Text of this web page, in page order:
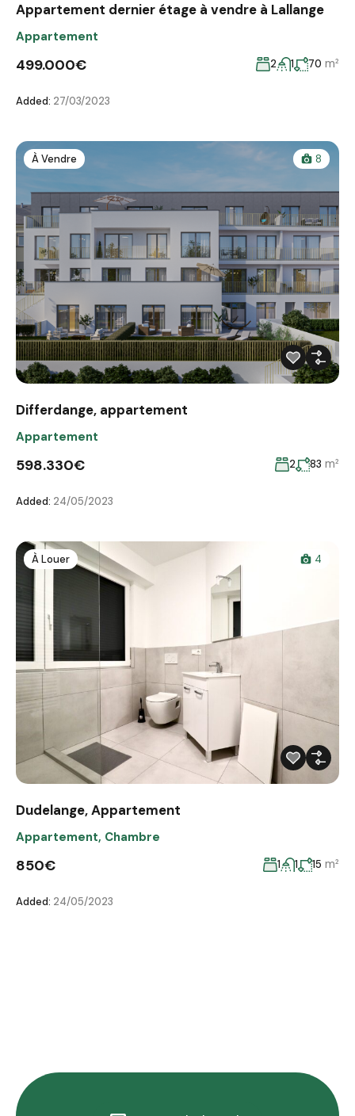
Appartement dernier étage à vendre à Lallange
Appartement
499.000€ 2 1 70 m²
Added: 27/03/2023
À Vendre 8
Differdange, appartement
Appartement
598.330€ 2 83 m²
Added: 24/05/2023
À Louer 4
Dudelange, Appartement
Appartement, Chambre
850€ 1 1 15 m²
Added: 24/05/2023